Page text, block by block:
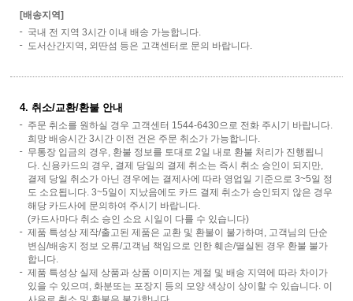
[배송지역]
국내 전 지역 3시간 이내 배송 가능합니다.
도서산간지역, 외딴섬 등은 고객센터로 문의 바랍니다.
4. 취소/교환/환불 안내
주문 취소를 원하실 경우 고객센터 1544-6430으로 전화 주시기 바랍니다.
희망 배송시간 3시간 이전 건은 주문 취소가 가능합니다.
무통장 입금의 경우, 환불 정보를 토대로 2일 내로 환불 처리가 진행됩니
다. 신용카드의 경우, 결제 당일의 결제 취소는 즉시 취소 승인이 되지만,
결제 당일 취소가 아닌 경우에는 결제사에 따라 영업일 기준으로 3~5일 정
도 소요됩니다. 3~5일이 지났음에도 카드 결제 취소가 승인되지 않은 경우
해당 카드사에 문의하여 주시기 바랍니다.
(카드사마다 취소 승인 소요 시일이 다를 수 있습니다)
제품 특성상 제작/출고된 제품은 교환 및 환불이 불가하며, 고객님의 단순
변심/배송지 정보 오류/고객님 책임으로 인한 훼손/멸실된 경우 환불 불가
합니다.
제품 특성상 실제 상품과 상품 이미지는 계절 및 배송 지역에 따라 차이가
있을 수 있으며, 화분또는 포장지 등의 모양 색상이 상이할 수 있습니다. 이